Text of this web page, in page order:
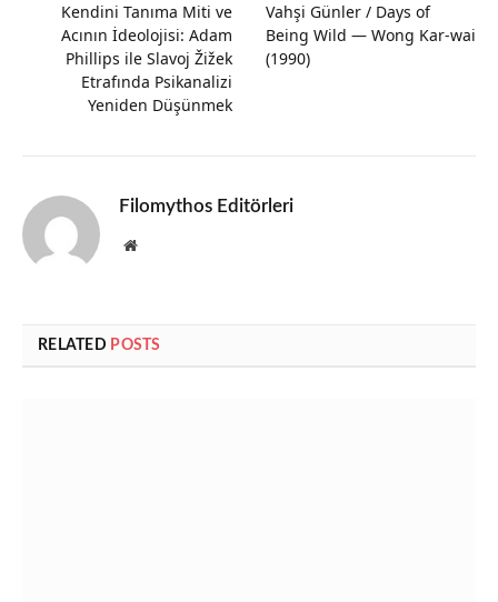
Kendini Tanıma Miti ve
Acının İdeolojisi: Adam
Phillips ile Slavoj Žižek
Etrafında Psikanalizi
Yeniden Düşünmek
Vahşi Günler / Days of
Being Wild — Wong Kar-wai
(1990)
Filomythos Editörleri
Website
RELATED POSTS